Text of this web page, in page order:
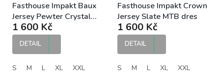
Fasthouse Impakt Baux
Jersey Pewter Crystal
Wash MTB dres
1 600 Kč
DETAIL
S M L XL XXL
Fasthouse Impakt Crown
Jersey Slate MTB dres
1 600 Kč
DETAIL
S M L XL XXL